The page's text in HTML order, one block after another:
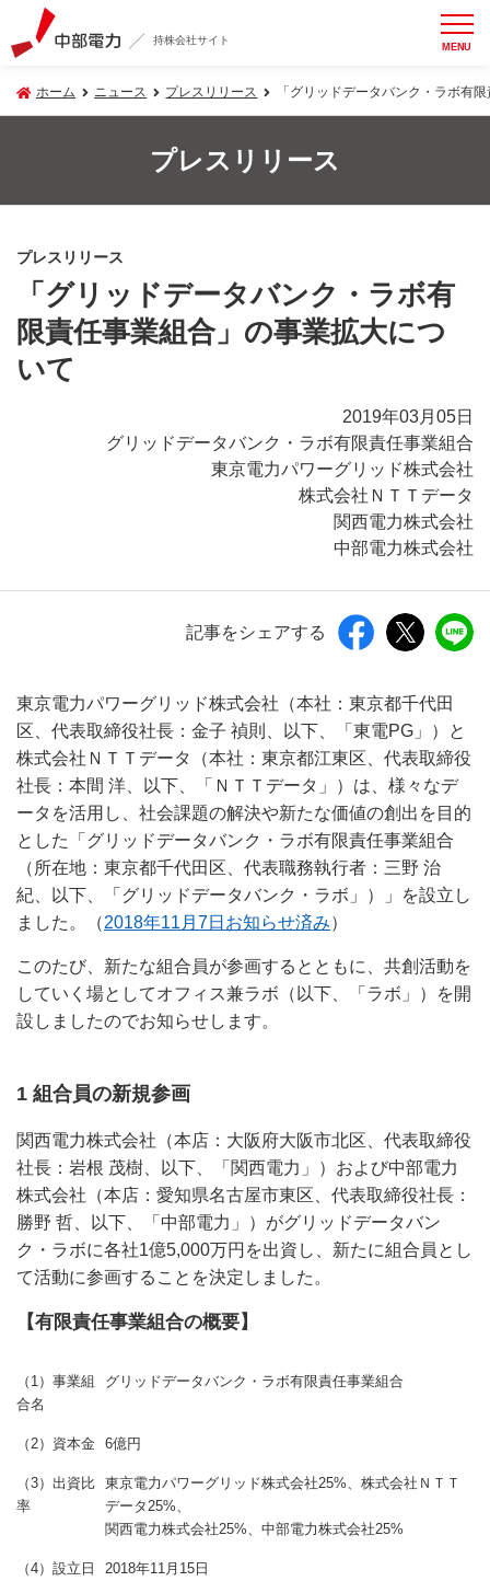
持株会社サイト MENU
ホーム ニュース プレスリリース 「グリッドデータバンク・ラボ有
プレスリリース
プレスリリース
「グリッドデータバンク・ラボ有
限責任事業組合」の事業拡大につ
いて
2019年03月05日
グリッドデータバンク・ラボ有限責任事業組合
東京電力パワーグリッド株式会社
株式会社ＮＴＴデータ
関西電力株式会社
中部電力株式会社
記事をシェアする
東京電力パワーグリッド株式会社（本社：東京都千代田
区、代表取締役社長：金子 禎則、以下、「東電PG」）と
株式会社ＮＴＴデータ（本社：東京都江東区、代表取締役
社長：本間 洋、以下、「ＮＴＴデータ」）は、様々なデ
ータを活用し、社会課題の解決や新たな価値の創出を目的
とした「グリッドデータバンク・ラボ有限責任事業組合
（所在地：東京都千代田区、代表職務執行者：三野 治
紀、以下、「グリッドデータバンク・ラボ」）」を設立し
ました。（2018年11月7日お知らせ済み）
このたび、新たな組合員が参画するとともに、共創活動を
していく場としてオフィス兼ラボ（以下、「ラボ」）を開
設しましたのでお知らせします。
1 組合員の新規参画
関西電力株式会社（本店：大阪府大阪市北区、代表取締役
社長：岩根 茂樹、以下、「関西電力」）および中部電力
株式会社（本店：愛知県名古屋市東区、代表取締役社長：
勝野 哲、以下、「中部電力」）がグリッドデータバン
ク・ラボに各社1億5,000万円を出資し、新たに組合員とし
て活動に参画することを決定しました。
【有限責任事業組合の概要】
（1）事業組
合名
グリッドデータバンク・ラボ有限責任事業組合
（2）資本金 6億円
（3）出資比
率
東京電力パワーグリッド株式会社25%、株式会社ＮＴＴ
データ25%、
関西電力株式会社25%、中部電力株式会社25%
（4）設立日 2018年11月15日